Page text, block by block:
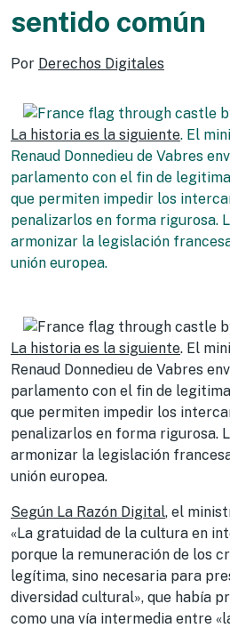
sentido común
Por Derechos Digitales
La historia es la siguiente. El
Renaud Donnedieu de Vabres
parlamento con el fin de
que permiten impedir los
penalizarlos en forma rigurosa.
armonizar la legislación
unión europea.
La historia es la siguiente. El
Renaud Donnedieu de Vabres
parlamento con el fin de
que permiten impedir los
penalizarlos en forma rigurosa.
armonizar la legislación
unión europea.
Según La Razón Digital, el
«La gratuidad de la cultura en
porque la remuneración de los
legítima, sino necesaria para
diversidad cultural», que había
como una vía intermedia entre